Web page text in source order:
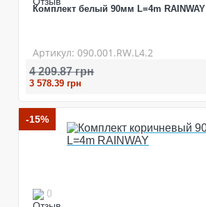
Комплект белый 90мм L=4m RAINWAY
Артикул: 090.001.RW.L4.2
4 209.87 грн
3 578.39 грн
-15%
0